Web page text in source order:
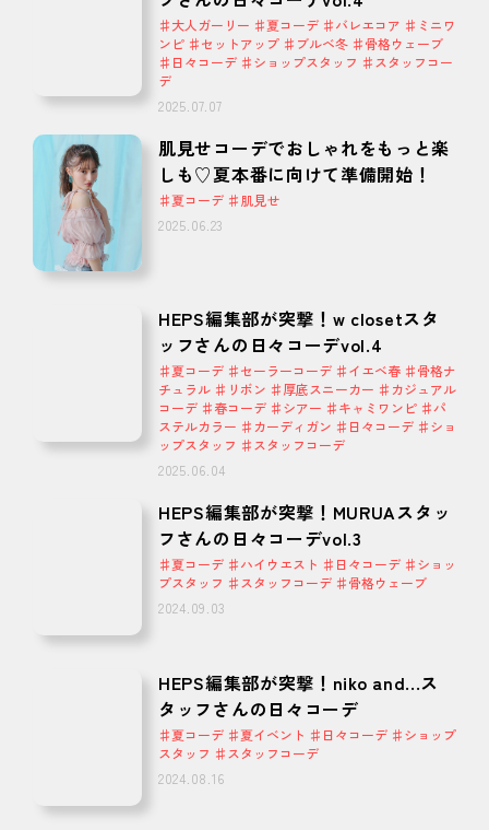
♯大人ガーリー ♯夏コーデ ♯バレエコア ♯ミニワ
ンピ ♯セットアップ ♯ブルベ冬 ♯骨格ウェーブ
♯日々コーデ ♯ショップスタッフ ♯スタッフコー
デ
2025.07.07
肌見せコーデでおしゃれをもっと楽
しも♡夏本番に向けて準備開始！
♯夏コーデ ♯肌見せ
2025.06.23
HEPS編集部が突撃！w closetスタ
ッフさんの日々コーデvol.4
♯夏コーデ ♯セーラーコーデ ♯イエベ春 ♯骨格ナ
チュラル ♯リボン ♯厚底スニーカー ♯カジュアル
コーデ ♯春コーデ ♯シアー ♯キャミワンピ ♯パ
ステルカラー ♯カーディガン ♯日々コーデ ♯ショ
ップスタッフ ♯スタッフコーデ
2025.06.04
HEPS編集部が突撃！MURUAスタッ
フさんの日々コーデvol.3
♯夏コーデ ♯ハイウエスト ♯日々コーデ ♯ショッ
プスタッフ ♯スタッフコーデ ♯骨格ウェーブ
2024.09.03
HEPS編集部が突撃！niko and...ス
タッフさんの日々コーデ
♯夏コーデ ♯夏イベント ♯日々コーデ ♯ショップ
スタッフ ♯スタッフコーデ
2024.08.16